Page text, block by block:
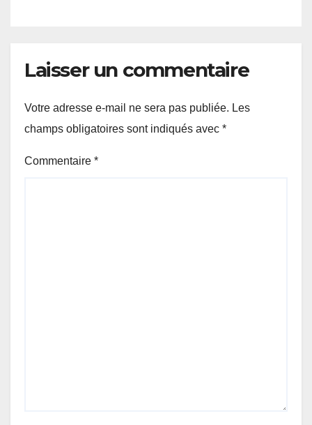
Laisser un commentaire
Votre adresse e-mail ne sera pas publiée. Les
champs obligatoires sont indiqués avec *
Commentaire *